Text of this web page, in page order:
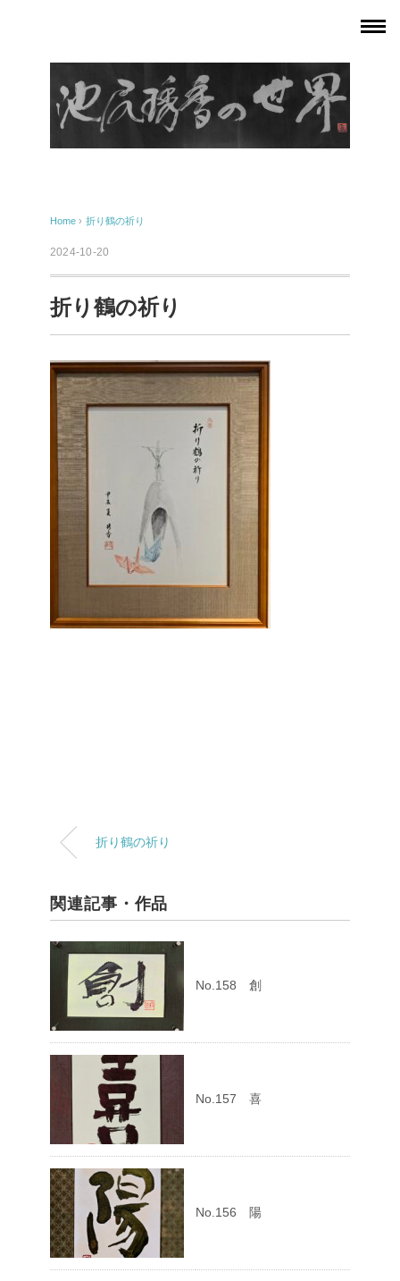
Home › 折り鶴の祈り
2024-10-20
折り鶴の祈り
折り鶴の祈り
関連記事・作品
No.158 創
No.157 喜
No.156 陽